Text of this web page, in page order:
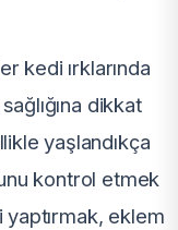
kedi ırklarında
dikkat
yaşlandıkça
kontrol etmek
eklem